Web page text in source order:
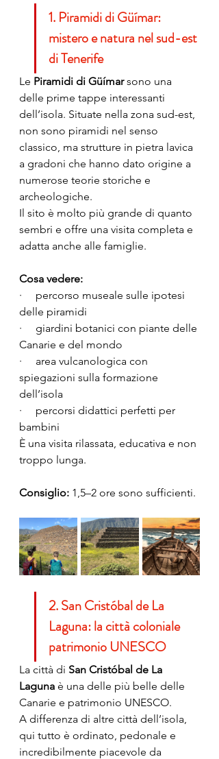
1. Piramidi di Güímar:
mistero e natura nel sud-est
di Tenerife
Le Piramidi di Güímar sono una
delle prime tappe interessanti
dell’isola. Situate nella zona sud-est,
non sono piramidi nel senso
classico, ma strutture in pietra lavica
a gradoni che hanno dato origine a
numerose teorie storiche e
archeologiche.
Il sito è molto più grande di quanto
sembri e offre una visita completa e
adatta anche alle famiglie.
Cosa vedere:
·     percorso museale sulle ipotesi
delle piramidi
·     giardini botanici con piante delle
Canarie e del mondo
·     area vulcanologica con
spiegazioni sulla formazione
dell’isola
·     percorsi didattici perfetti per
bambini
È una visita rilassata, educativa e non
troppo lunga.
Consiglio: 1,5–2 ore sono sufficienti.
2. San Cristóbal de La
Laguna: la città coloniale
patrimonio UNESCO
La città di San Cristóbal de La
Laguna è una delle più belle delle
Canarie e patrimonio UNESCO.
A differenza di altre città dell’isola,
qui tutto è ordinato, pedonale e
incredibilmente piacevole da